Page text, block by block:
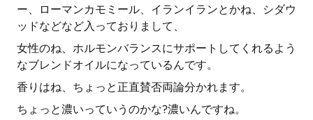
ー、ローマンカモミール、イランイランとかね、シダウ
ッドなどなど入っておりまして、
女性のね、ホルモンバランスにサポートしてくれるよう
なブレンドオイルになっているんです。
香りはね、ちょっと正直賛否両論分かれます。
ちょっと濃いっていうのかな?濃いんですね。